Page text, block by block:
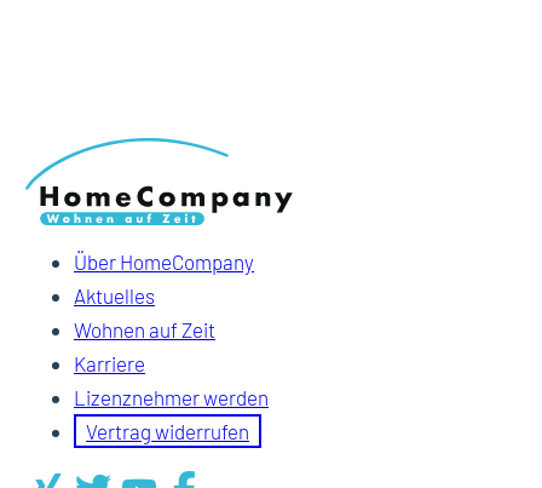
Über HomeCompany
Aktuelles
Wohnen auf Zeit
Karriere
Lizenznehmer werden
Vertrag widerrufen